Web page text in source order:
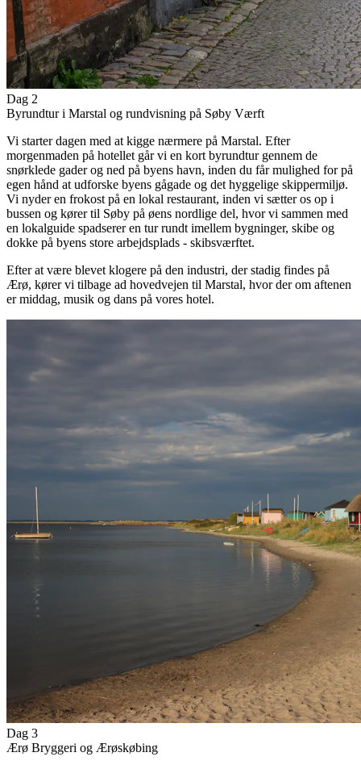
Dag 2
Byrundtur i Marstal og rundvisning på Søby Værft
Vi starter dagen med at kigge nærmere på Marstal. Efter
morgenmaden på hotellet går vi en kort byrundtur gennem de
snørklede gader og ned på byens havn, inden du får mulighed for på
egen hånd at udforske byens gågade og det hyggelige skippermiljø.
Vi nyder en frokost på en lokal restaurant, inden vi sætter os op i
bussen og kører til Søby på øens nordlige del, hvor vi sammen med
en lokalguide spadserer en tur rundt imellem bygninger, skibe og
dokke på byens store arbejdsplads - skibsværftet.
Efter at være blevet klogere på den industri, der stadig findes på
Ærø, kører vi tilbage ad hovedvejen til Marstal, hvor der om aftenen
er middag, musik og dans på vores hotel.
Dag 3
Ærø Bryggeri og Ærøskøbing